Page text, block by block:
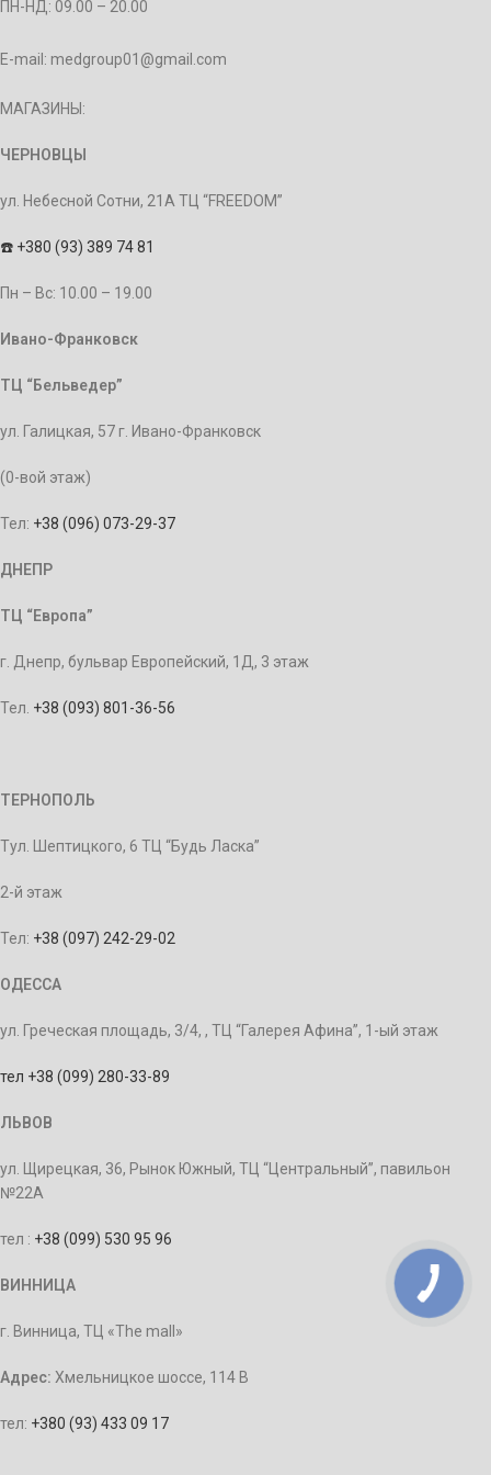
ПН-НД: 09.00 – 20.00
E-mail: medgroup01@gmail.com
МАГАЗИНЫ:
ЧЕРНОВЦЫ
ул. Небесной Сотни, 21А ТЦ “FREEDOM”
☎️ +380 (93) 389 74 81
Пн – Bc: 10.00 – 19.00
Ивано-Франковск
ТЦ “Бельведер”
ул. Галицкая, 57 г. Ивано-Франковск
(0-вой этаж)
Тел: +38 (096) 073-29-37
ДНЕПР
ТЦ “Европа”
г. Днепр, бульвар Европейский, 1Д, 3 этаж
Тел. +38 (093) 801-36-56
ТЕРНОПОЛЬ
Тул. Шептицкого, 6 ТЦ “Будь Ласка”
2-й этаж
Тел: +38 (097) 242-29-02
ОДЕССА
ул. Греческая площадь, 3/4, , ТЦ “Галерея Афина”, 1-ый этаж
тел +38 (099) 280-33-89
ЛЬВОВ
ул. Щирецкая, 36, Рынок Южный, ТЦ “Центральный”, павильон
№22А
тел : +38 (099) 530 95 96
ВИННИЦА
г. Винница, ТЦ «The mall»
Адрес: Хмельницкое шоссе, 114 В
тел: +380 (93) 433 09 17